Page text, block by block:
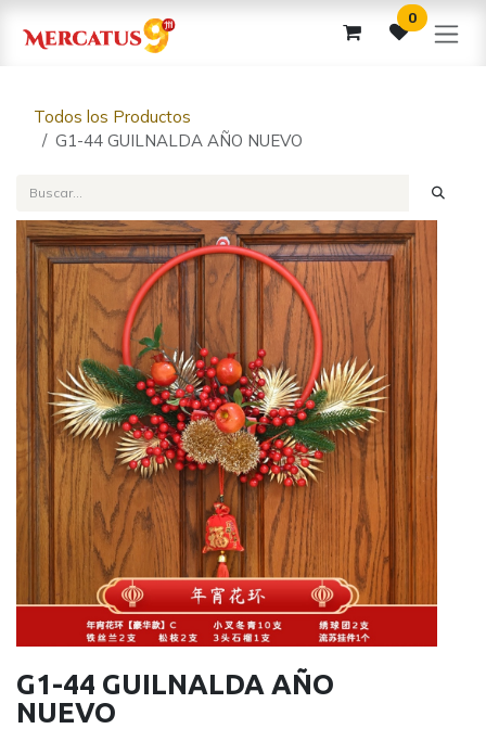
0
Todos los Productos
G1-44 GUILNALDA AÑO NUEVO
G1-44 GUILNALDA AÑO
NUEVO